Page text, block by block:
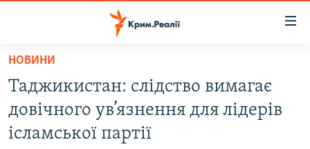
Перейти
основного
матеріалу
Перейти
до
ВОДА.КРИМ
ВІДЕО ТА ФОТО
НОВИНИ
Таджикистан: слідство вимагає
довічного ув’язнення для лідерів
ісламської партії